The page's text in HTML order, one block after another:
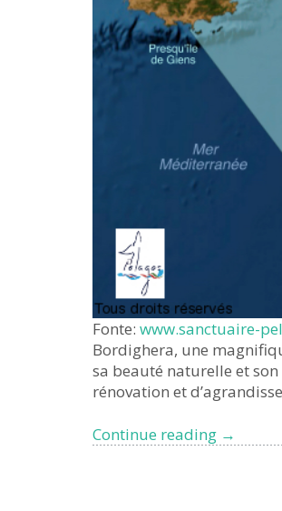
Fonte: www.sanctuaire-
Bordighera, une
sa beauté naturelle et
rénovation et
Continue reading Le
→